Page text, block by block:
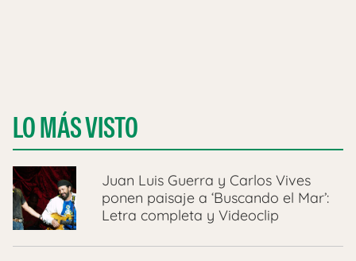
LO MÁS VISTO
Juan Luis Guerra y Carlos Vives
ponen paisaje a ‘Buscando el Mar’:
Letra completa y Videoclip